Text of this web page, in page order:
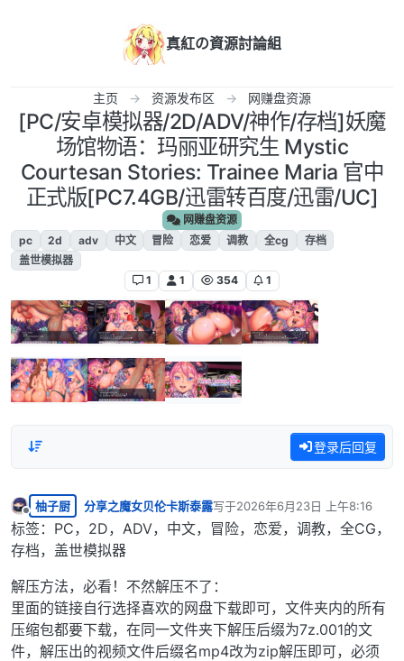
真紅の資源討論組
主页 资源发布区 网赚盘资源
[PC/安卓模拟器/2D/ADV/神作/存档]妖魔
场馆物语：玛丽亚研究生 Mystic
Courtesan Stories: Trainee Maria 官中
正式版[PC7.4GB/迅雷转百度/迅雷/UC]
网赚盘资源
pc
2d adv 中文 冒险 恋爱 调教 全cg
存档
盖世模拟器
1
1 354 1
登录后回复
离线
柚子厨 分享之魔女贝伦卡斯泰露写于2026年6月23日 上午8:16
最后由 编辑
标签：PC，2D，ADV，中文，冒险，恋爱，调教，全CG，
存档，盖世模拟器
解压方法，必看！不然解压不了：
里面的链接自行选择喜欢的网盘下载即可，文件夹内的所有
压缩包都要下载，在同一文件夹下解压后缀为7z.001的文
件，解压出的视频文件后缀名mp4改为zip解压即可，必须